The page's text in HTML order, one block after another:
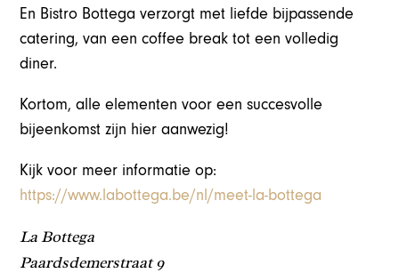
En Bistro Bottega verzorgt met liefde bijpassende
catering, van een coffee break tot een volledig
diner.
Kortom, alle elementen voor een succesvolle
bijeenkomst zijn hier aanwezig!
Kijk voor meer informatie op:
https://www.labottega.be/nl/meet-la-bottega
La Bottega
Paardsdemerstraat9